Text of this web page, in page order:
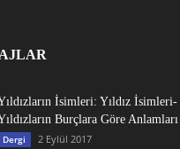
İsimleri: Yıldız İsimleri-
Burçlara Göre Anlamları
Dergi 2 Eylül 2017